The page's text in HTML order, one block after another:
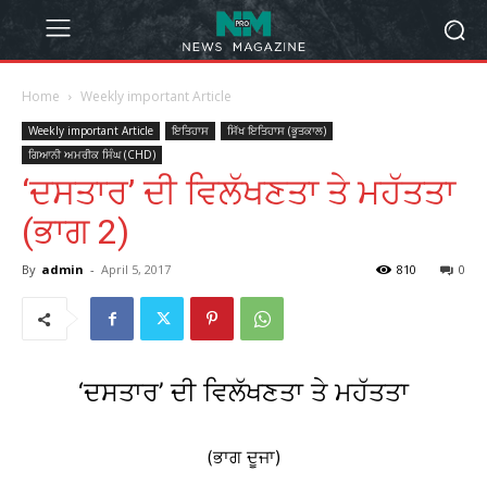
Home Weekly important Article
Weekly important Article ਇਤਿਹਾਸ
ਸਿੱਖ ਇਤਿਹਾਸ (ਭੂਤਕਾਲ)
ਗਿਆਨੀ ਅਮਰੀਕ ਸਿੰਘ (CHD)
‘ਦਸਤਾਰ’ ਦੀ ਵਿਲੱਖਣਤਾ ਤੇ ਮਹੱਤਤਾ
(ਭਾਗ 2)
By admin - April 5, 2017 0
810
‘ਦਸਤਾਰ’ ਦੀ ਵਿਲੱਖਣਤਾ ਤੇ ਮਹੱਤਤਾ
(ਭਾਗ ਦੂਜਾ)